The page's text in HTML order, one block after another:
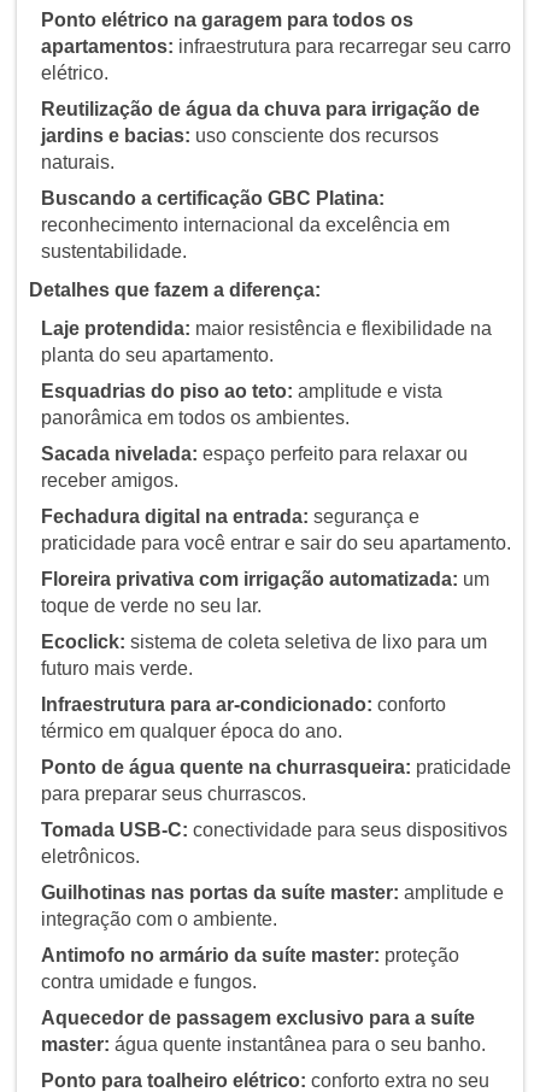
Ponto elétrico na garagem para todos os
apartamentos: infraestrutura para recarregar seu carro
elétrico.
Reutilização de água da chuva para irrigação de
jardins e bacias: uso consciente dos recursos
naturais.
Buscando a certificação GBC Platina:
reconhecimento internacional da excelência em
sustentabilidade.
Detalhes que fazem a diferença:
Laje protendida: maior resistência e flexibilidade na
planta do seu apartamento.
Esquadrias do piso ao teto: amplitude e vista
panorâmica em todos os ambientes.
Sacada nivelada: espaço perfeito para relaxar ou
receber amigos.
Fechadura digital na entrada: segurança e
praticidade para você entrar e sair do seu apartamento.
Floreira privativa com irrigação automatizada: um
toque de verde no seu lar.
Ecoclick: sistema de coleta seletiva de lixo para um
futuro mais verde.
Infraestrutura para ar-condicionado: conforto
térmico em qualquer época do ano.
Ponto de água quente na churrasqueira: praticidade
para preparar seus churrascos.
Tomada USB-C: conectividade para seus dispositivos
eletrônicos.
Guilhotinas nas portas da suíte master: amplitude e
integração com o ambiente.
Antimofo no armário da suíte master: proteção
contra umidade e fungos.
Aquecedor de passagem exclusivo para a suíte
master: água quente instantânea para o seu banho.
Ponto para toalheiro elétrico: conforto extra no seu